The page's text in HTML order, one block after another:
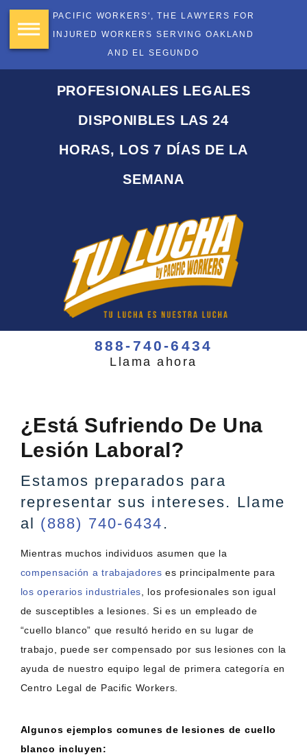
PACIFIC WORKERS', THE LAWYERS FOR
INJURED WORKERS SERVING OAKLAND
AND EL SEGUNDO
PROFESIONALES LEGALES
DISPONIBLES LAS 24
HORAS, LOS 7 DÍAS DE LA
SEMANA
888-740-6434
Llama ahora
¿Está Sufriendo De Una
Lesión Laboral?
Estamos preparados para
representar sus intereses. Llame
al (888) 740-6434 .
Mientras muchos individuos asumen que la
compensación a trabajadores es principalmente para
los operarios industriales , los profesionales son igual
de susceptibles a lesiones. Si es un empleado de
“cuello blanco” que resultó herido en su lugar de
trabajo, puede ser compensado por sus lesiones con la
ayuda de nuestro equipo legal de primera categoría en
Centro Legal de Pacific Workers.
Algunos ejemplos comunes de lesiones de cuello
blanco incluyen: